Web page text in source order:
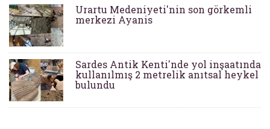
Urartu Medeniyeti'nin son görkemli
merkezi Ayanis
Sardes Antik Kenti'nde yol inşaatında
kullanılmış 2 metrelik anıtsal heykel
bulundu